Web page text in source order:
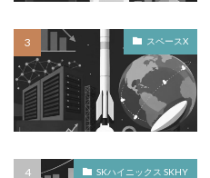
スペースX
SKハイニックス SKHY